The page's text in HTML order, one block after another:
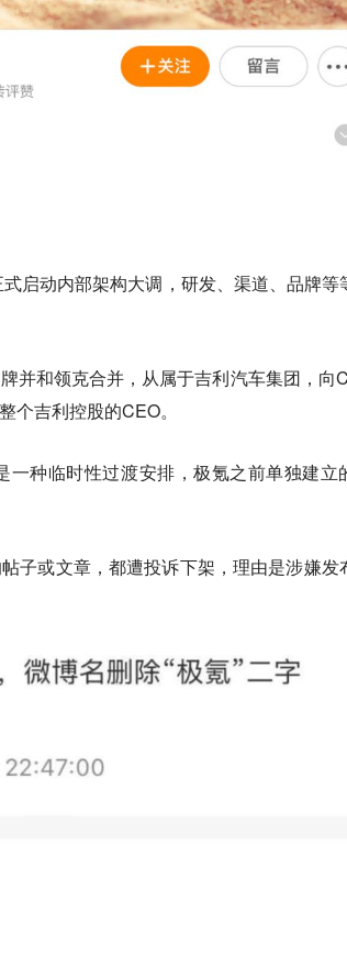
启动内部架构大调，研发、渠道、品牌等
并和领克合并，从属于吉利汽车集团，向
个吉利控股的CEO。
种临时性过渡安排，极氪之前单独建立
子或文章，都遭投诉下架，理由是涉嫌发